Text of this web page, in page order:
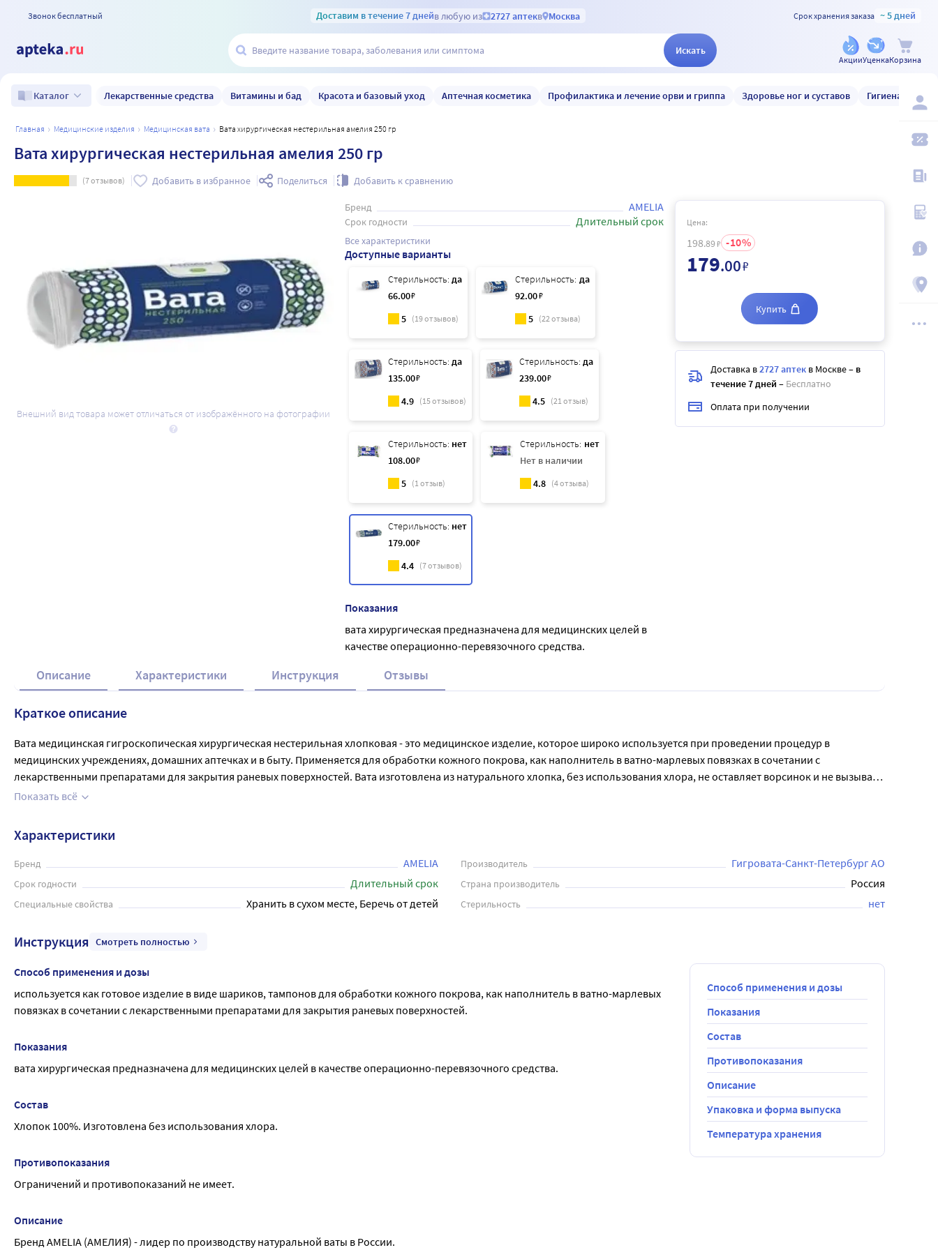
Звонок бесплатный Доставим в течение 7 днейв любую из 2727 аптекв Москва Срок хранения заказа ~ 5 дней
Искать
АкцииУценкаКорзина
Каталог Лекарственные средства Витамины и бад Красота и базовый уход Аптечная косметика Профилактика и лечение орви и гриппа Здоровье ног и суставов Гигиена и уход
главная медицинские изделия медицинская вата Вата хирургическая нестерильная амелия 250 гр
Вата хирургическая нестерильная амелия 250 гр
(7отзывов) Добавить в избранное Поделиться Добавить к сравнению
Внешний вид товара может отличаться от изображённого на фотографии
Бренд AMELIA
Срок годности Длительный срок
Все характеристики
Доступные варианты
Стерильность: да
66.00₽
5 (19отзывов)
Стерильность: да
92.00₽
5 (22отзыва)
Стерильность: да
135.00₽
4.9 (15отзывов)
Стерильность: да
239.00₽
4.5 (21отзыв)
Стерильность: нет
108.00₽
5 (1отзыв)
Стерильность: нет
Нет в наличии
4.8 (4отзыва)
Стерильность: нет
179.00₽
4.4 (7отзывов)
Показания
вата хирургическая предназначена для медицинских целей в
качестве операционно-перевязочного средства.
Цена:
198.89₽ 10
179.00₽
Купить
Доставка в2727 аптек в Москве– в
течение 7 дней – Бесплатно
Оплата при получении
Описание Характеристики Инструкция Отзывы
Краткое описание
Вата медицинская гигроскопическая хирургическая нестерильная хлопковая - это медицинское изделие, которое широко используется при проведении процедур в
медицинских учреждениях, домашних аптечках и в быту. Применяется для обработки кожного покрова, как наполнитель в ватно-марлевых повязках в сочетании с
лекарственными препаратами для закрытия раневых поверхностей. Вата изготовлена из натурального хлопка, без использования хлора, не оставляет ворсинок и не вызывает
раздражения кожи. Обладает повышенной гигроскопичностью - быстро впитывает раневое отделяемое, а высыхая хорошо испаряет влагу. Незаменима при проведении
Показать всё
Характеристики
Бренд AMELIA Производитель Гигровата-Санкт-Петербург АО
Срок годности Длительный срок Страна производитель Россия
Специальные свойства Хранить в сухом месте, Беречь от детей Стерильность нет
Инструкция Смотреть полностью
Способ применения и дозы
используется как готовое изделие в виде шариков, тампонов для обработки кожного покрова, как наполнитель в ватно-марлевых
повязках в сочетании с лекарственными препаратами для закрытия раневых поверхностей.
Показания
вата хирургическая предназначена для медицинских целей в качестве операционно-перевязочного средства.
Состав
Хлопок 100%. Изготовлена без использования хлора.
Противопоказания
Ограничений и противопоказаний не имеет.
Описание
Бренд AMELIA (АМЕЛИЯ) - лидер по производству натуральной ваты в России.
Способ применения и дозы
Показания
Состав
Противопоказания
Описание
Упаковка и форма выпуска
Температура хранения